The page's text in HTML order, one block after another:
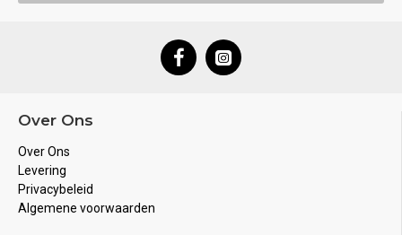
Over Ons
Over Ons
Levering
Privacybeleid
Algemene voorwaarden